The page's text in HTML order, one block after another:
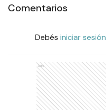
Comentarios
Debés iniciar sesión
Ads